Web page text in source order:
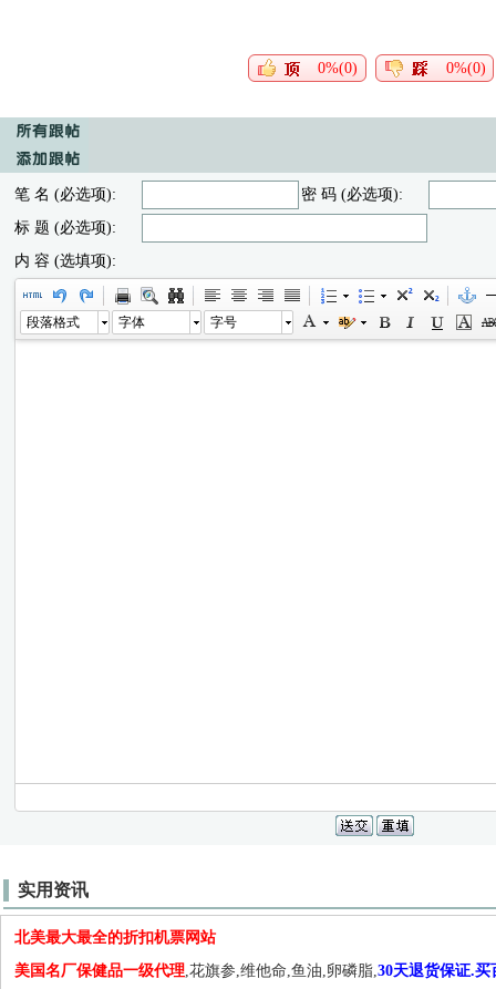
0%(0) 0%(0)
笔 名 (必选项):
密 码 (必选项):
标 题 (必选项):
内 容 (选填项):
段落格式 字体 字号
实用资讯
北美最大最全的折扣机票网站
美国名厂保健品一级代理,花旗参,维他命,鱼油,卵磷脂,30天退货保证.买